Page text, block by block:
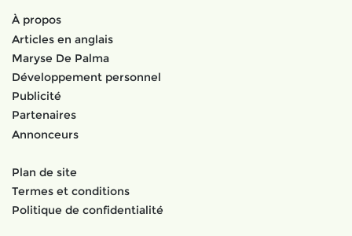
À propos
Articles en anglais
Maryse De Palma
Développement personnel
Publicité
Partenaires
Annonceurs
Plan de site
Termes et conditions
Politique de confidentialité